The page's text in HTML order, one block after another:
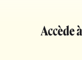
Accède